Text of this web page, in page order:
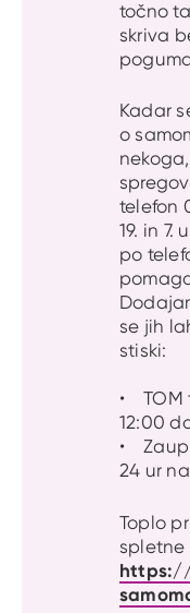
točno
skriva
Kadar
o
telefon
19. in
po
se jih
stiski:
• TOM
12:00
•
24 ur
Toplo
spletne